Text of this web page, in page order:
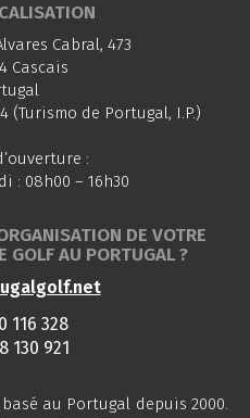
Cabral, 473
Cascais
(Turismo de Portugal, I.P.)
:
: 08h00 – 16h30
DE VOTRE
GOLF AU PORTUGAL ?
116 328
130 921
au Portugal depuis 2000.